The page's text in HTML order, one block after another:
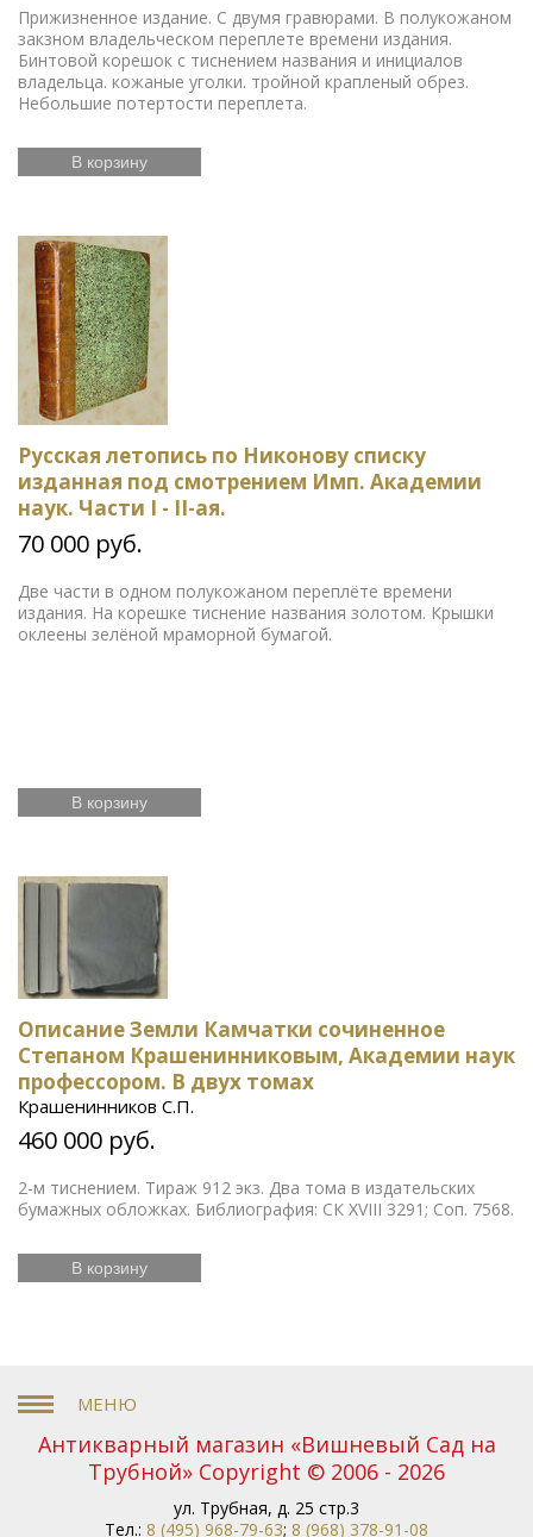
Прижизненное издание. С двумя гравюрами. В полукожаном
закзном владельческом переплете времени издания.
Бинтовой корешок с тиснением названия и инициалов
владельца. кожаные уголки. тройной крапленый обрез.
Небольшие потертости переплета.
В корзину
Русская летопись по Никонову списку
изданная под смотрением Имп. Академии
наук. Части I - II-ая.
70 000 руб.
Две части в одном полукожаном переплёте времени
издания. На корешке тиснение названия золотом. Крышки
оклеены зелёной мраморной бумагой.
В корзину
Описание Земли Камчатки сочиненное
Степаном Крашенинниковым, Академии наук
профессором. В двух томах
Крашенинников С.П.
460 000 руб.
2-м тиснением. Тираж 912 экз. Два тома в издательских
бумажных обложках. Библиография: СК XVIII 3291; Соп. 7568.
В корзину
Антикварный магазин «Вишневый Сад на
Трубной» Copyright © 2006 - 2026
ул. Трубная, д. 25 стр.3
Тел.: 8 (495) 968-79-63; 8 (968) 378-91-08